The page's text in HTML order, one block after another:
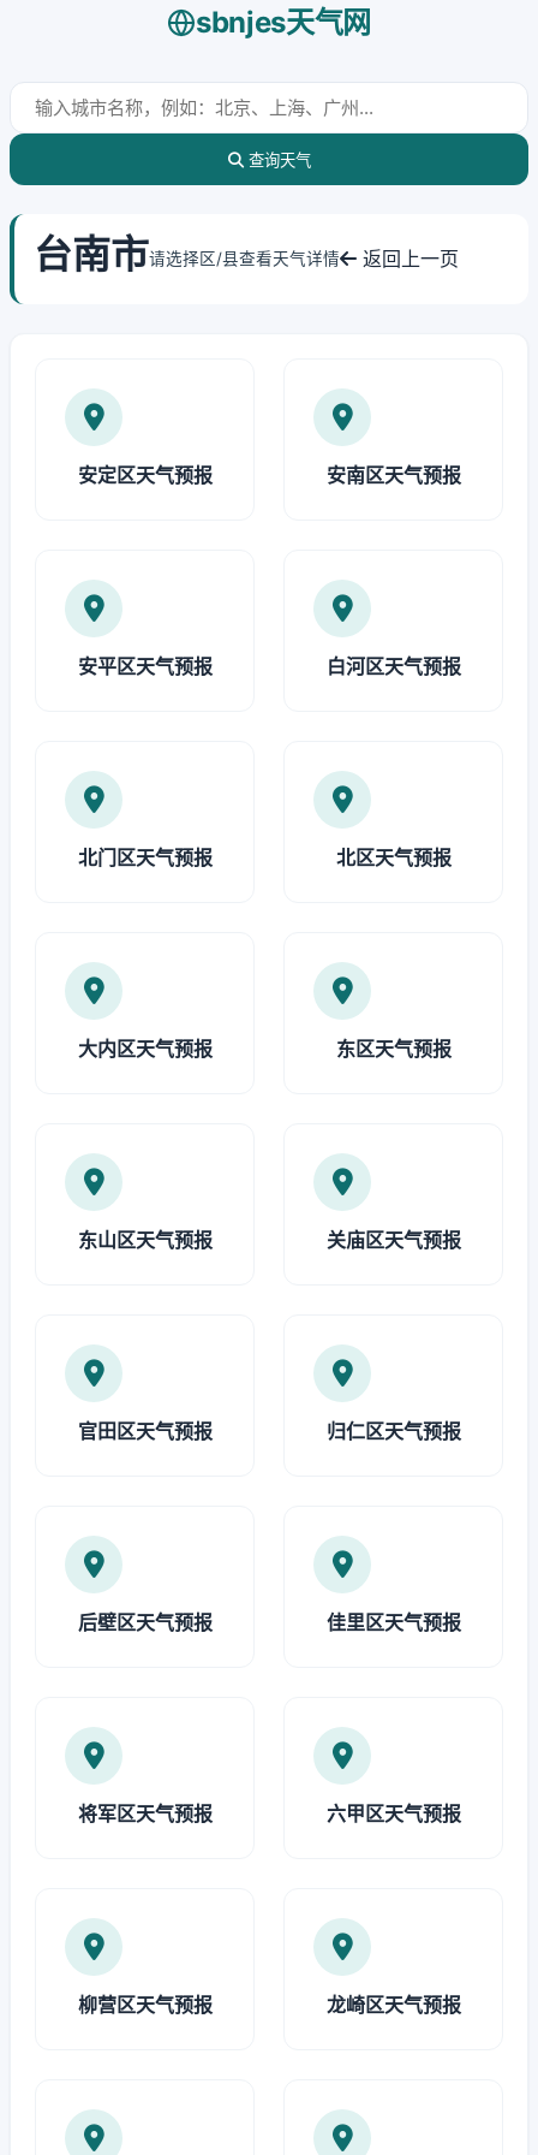
sbnjes天气网
查询天气
台南市请选择区/县查看天气详情 返回上一页
安定区天气预报 安南区天气预报
安平区天气预报 白河区天气预报
北门区天气预报 北区天气预报
大内区天气预报 东区天气预报
东山区天气预报 关庙区天气预报
官田区天气预报 归仁区天气预报
后壁区天气预报 佳里区天气预报
将军区天气预报 六甲区天气预报
柳营区天气预报 龙崎区天气预报